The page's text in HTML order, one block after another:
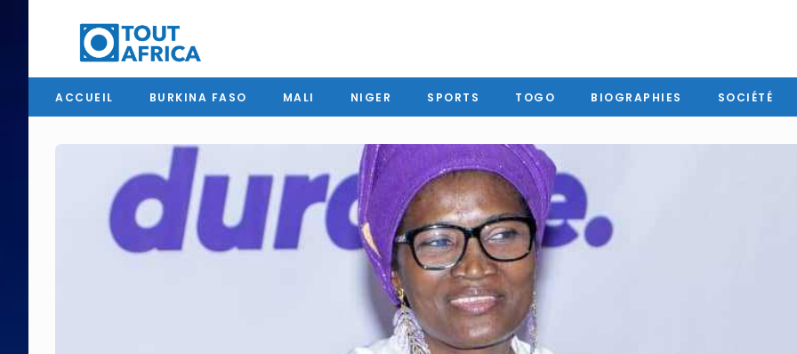
ACCUEIL BURKINA FASO MALI NIGER SPORTS TOGO BIOGRAPHIES SOCIÉTÉ